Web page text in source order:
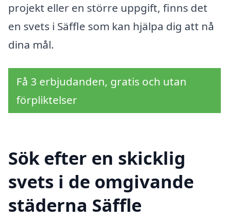
projekt eller en större uppgift, finns det
en svets i Säffle som kan hjälpa dig att nå
dina mål.
Få 3 erbjudanden, gratis och utan
förpliktelser
Sök efter en skicklig
svets i de omgivande
städerna Säffle